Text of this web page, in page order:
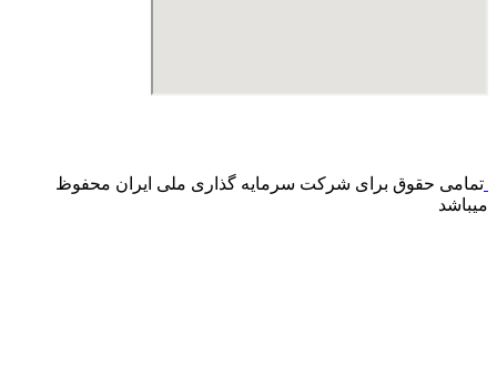
تمامی حقوق برای شرکت سرمایه گذاری ملی ایران محفوظ
میباشد